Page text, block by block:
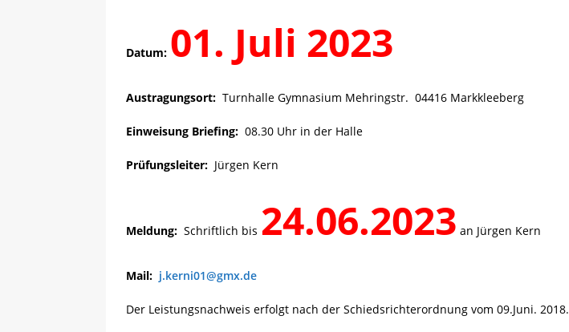
Datum: 01. Juli 2023
Austragungsort: Turnhalle Gymnasium Mehringstr. 04416 Markkleeberg
Einweisung Briefing: 08.30 Uhr in der Halle
Prüfungsleiter: Jürgen Kern
Meldung: Schriftlich bis 24.06.2023 an Jürgen Kern
Mail: j.kerni01@gmx.de
Der Leistungsnachweis erfolgt nach der Schiedsrichterordnung vom 09.Juni. 2018.